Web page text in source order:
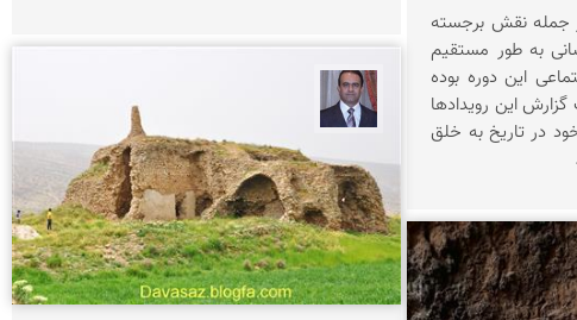
جمله نقش برجسته
به طور مستقیم
این دوره بوده
این رویدادها
در تاریخ به خلق